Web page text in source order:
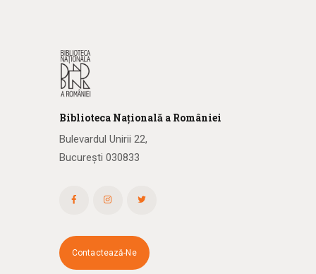
Biblioteca Națională a României
Bulevardul Unirii 22,
București 030833
Contactează-Ne